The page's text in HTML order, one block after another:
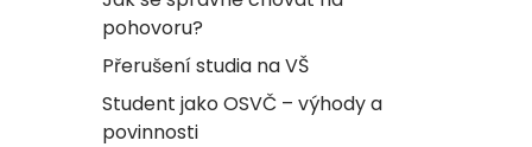
pohovoru?
Přerušení studia na VŠ
Student jako OSVČ – výhody a
povinnosti